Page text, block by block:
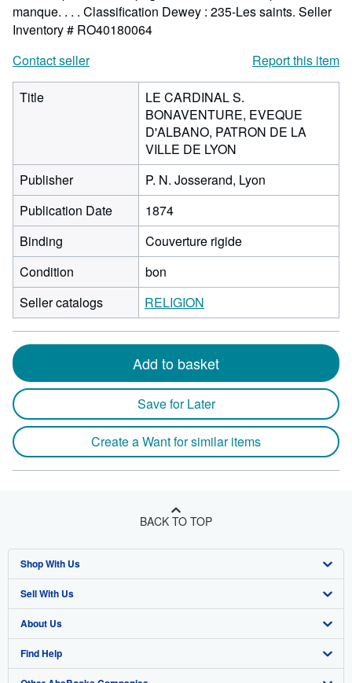
manque. . . . Classification Dewey : 235-Les saints. Seller
Inventory # RO40180064
Contact seller
Report this item
Title
LE CARDINAL S.
BONAVENTURE, EVEQUE
D'ALBANO, PATRON DE LA
VILLE DE LYON
Publisher
P. N. Josserand, Lyon
Publication Date
1874
Binding
Couverture rigide
Condition
bon
Seller catalogs
RELIGION
Add to basket
Save for Later
Create a Want for similar items
BACK TO TOP
Shop With Us
Advanced Search
Browse Collections
My Account
Sell With Us
Start Selling
Join Our Affiliate Program
About Us
About AbeBooks
Find Help